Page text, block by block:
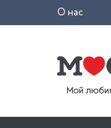
О нас